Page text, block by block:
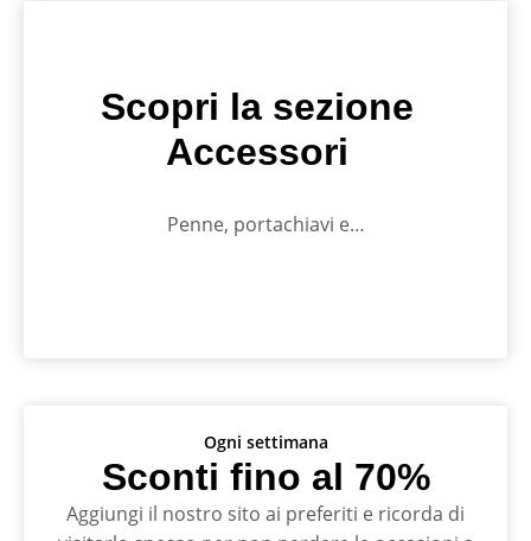
Ogni settimana
Sconti fino al 70%
Aggiungi il nostro sito ai preferiti e ricorda di
Scopri la sezione
Accessori
Penne, portachiavi e…